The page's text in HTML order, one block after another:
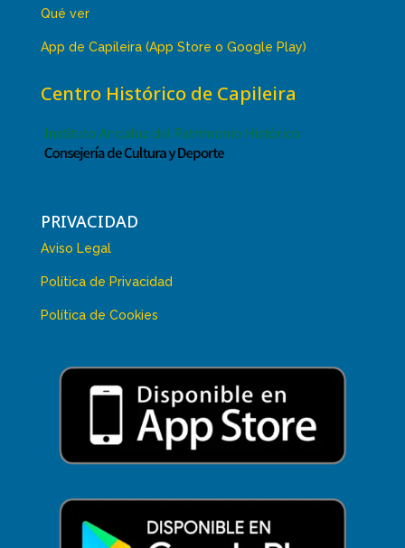
Qué ver
App de Capileira (App Store o Google Play)
Centro Histórico de Capileira
PRIVACIDAD
Aviso Legal
Política de Privacidad
Política de Cookies